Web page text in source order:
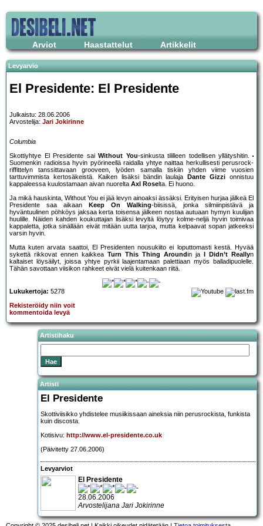
Arviot Haastattelut Artikkelit
Levyarvio
El Presidente: El Presidente
Julkaistu: 28.06.2006
Arvostelija: Jari Jokirinne
Columbia
Skottiyhtye El Presidente sai Without You-sinkusta tililleen todellisen yllätyshitin.
Suomenkin radioissa hyvin pyörineellä raidalla yhtye naittaa herkullisesti perusrock-
riffittelyn tanssittavaan grooveen, lyöden samalla tiskiin yhden viime vuosien
tarttuvimmista kertosäkeistä. Kaiken lisäksi bändin laulaja
Dante Gizzi onnistuu
kappaleessa kuulostamaan aivan nuorelta Axl Roselta. Ei huono.
Ja mikä hauskinta, Without You ei jää levyn ainoaksi ässäksi. Erityisen hurjaa jälkeä El
Presidente saa aikaan
Keep On Walking-biisissä, jonka silmiinpistävä ja
hyväntuulinen pöhköys jaksaa kerta toisensa jälkeen nostaa autuaan hymyn kuulijan
huulille. Näiden kahden koukuttajan lisäksi levyltä löytyy kolme-neljä hyvin toimivaa
kappaletta, jotka sinällään eivät mitään uutta tarjoa, mutta kelpaavat sopan jatkeeksi
varsin hyvin.
Mutta kuten arvata saattoi, El Presidenten nousukiito ei loputtomasti kestä. Hyvää
sykettä rikkovat ennen kaikkea Turn This Thing Aroundin ja I Didn’t Reallyn
kaltaiset löysäilyt, joissa yhtye pyrkii laajentamaan palettiaan myös balladipuolelle.
Tähän savottaan viisikon rahkeet eivät vielä kuitenkaan riitä.
Lukukertoja: 5278
Rekisteröidy niin voit
kommentoida levyä
Artistihaku
Artisti
El Presidente
Skottiviisikko yhdistelee musiikissaan aineksia niin perusrockista, funkista
kuin discosta.
Kotisivu: http://www.el-presidente.co.uk
(Päivitetty 27.06.2006)
Levyarviot
El Presidente
28.06.2006
Arvostelijana Jari Jokirinne